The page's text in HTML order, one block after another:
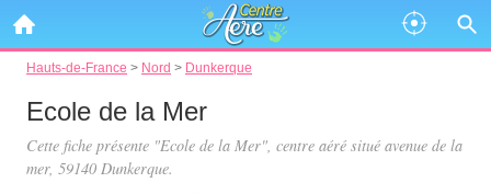
Hauts-de-France > Nord > Dunkerque
Ecole de la Mer
Cette fiche présente "Ecole de la Mer", centre aéré situé avenue de la
mer, 59140 Dunkerque.